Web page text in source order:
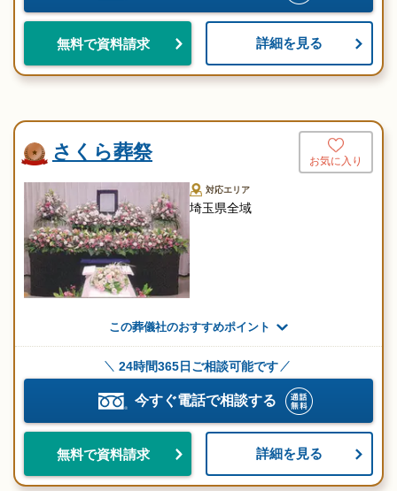
無料で資料請求 詳細を見る
さくら葬祭 お気に入り
対応エリア
埼玉県全域
この葬儀社のおすすめポイント
24時間365日ご相談可能です
今すぐ電話で相談する
無料で資料請求 詳細を見る